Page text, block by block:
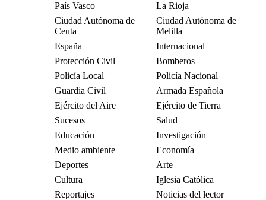
País Vasco
La Rioja
Ciudad Autónoma de
Ceuta
Ciudad Autónoma de
Melilla
España
Internacional
Protección Civil
Bomberos
Policía Local
Policía Nacional
Guardia Civil
Armada Española
Ejército del Aire
Ejército de Tierra
Sucesos
Salud
Educación
Investigación
Medio ambiente
Economía
Deportes
Arte
Cultura
Iglesia Católica
Reportajes
Noticias del lector